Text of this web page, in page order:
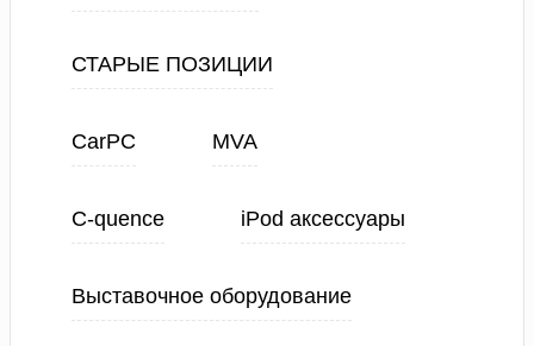
СТАРЫЕ ПОЗИЦИИ
CarPC MVA
C-quence iPod аксессуары
Выставочное оборудование